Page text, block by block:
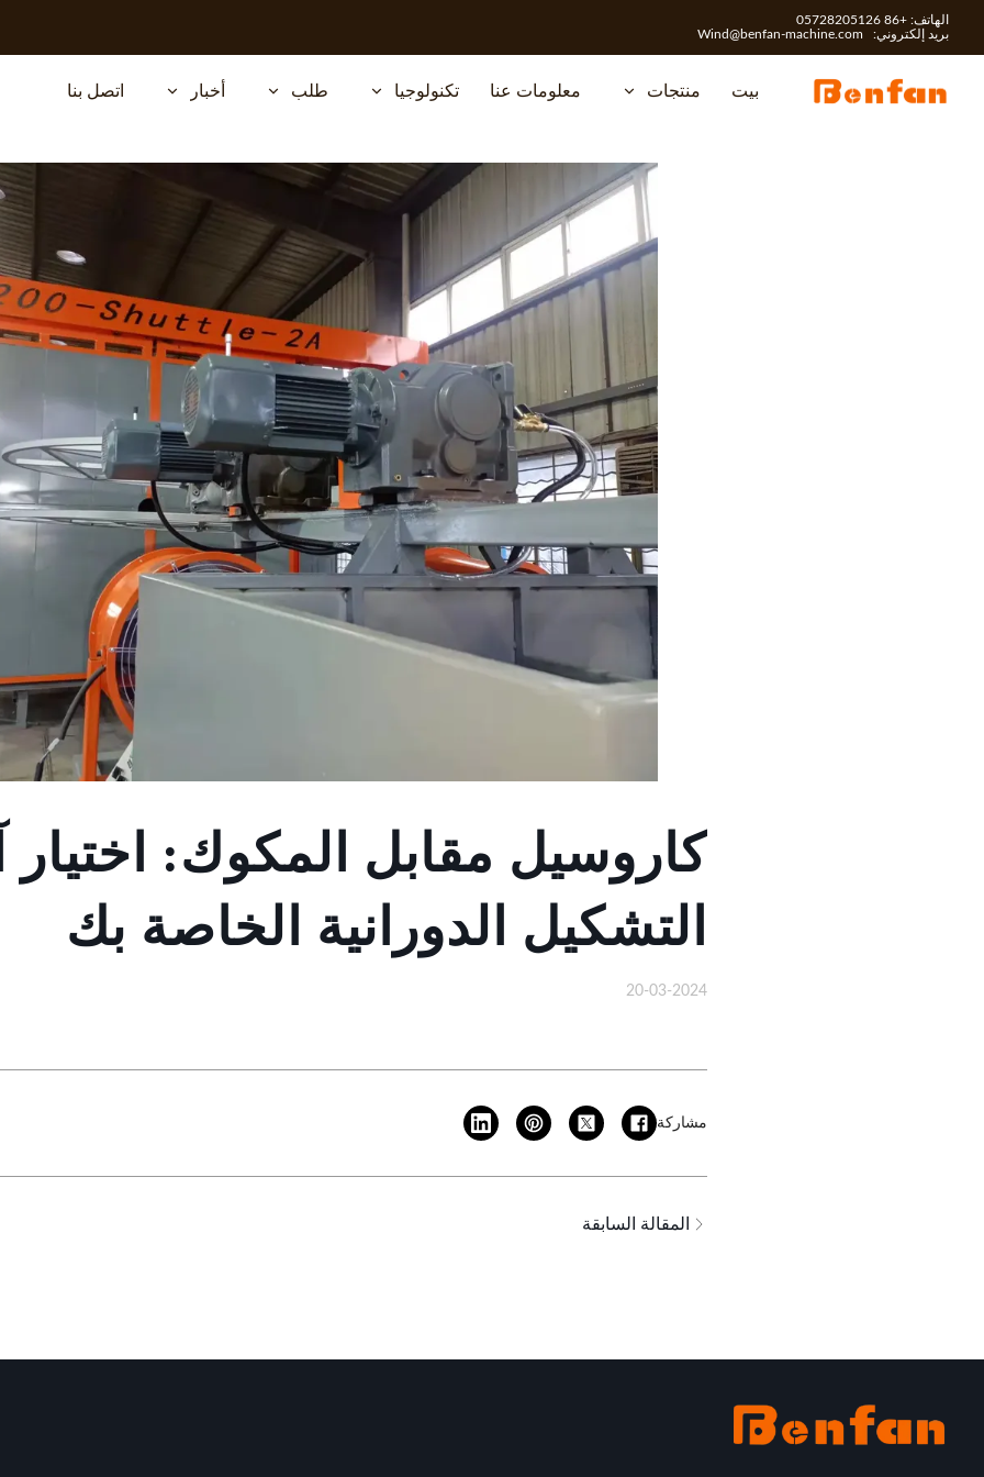
الهاتف: +86 05728205126
بريد إلكتروني: Wind@benfan-machine.com
بيت منتجات معلومات عنا تكنولوجيا طلب أخبار اتصل بنا
كاروسيل مقابل المكوك: اختيار
التشكيل الدورانية الخاصة بك
20-03-2024
مشاركة
المقالة السابقة